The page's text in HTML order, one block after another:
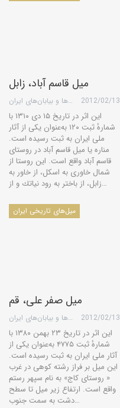
میل قاسم آباد، زابل
گروه کویرها و بیابان‌های ایران 2012/02/13
این اثر در تاریخ ۱۵ دی ۱۳۱۰ با
شمارهٔ ثبت ۱۲۰ به‌عنوان یکی از آثار
ملی ایران به ثبت رسیده است.
مناره یا میل قاسم آباد در روستای
قاسم آباد واقع است. این روستا از
شمال خاوری به اسكل، ‌از خاور به
زابل، از باختر به رود نیاتك و از…
میل‌های تاریخی ایران
میل صفر علی، قم
گروه کویرها و بیابان‌های ایران 2012/02/13
این اثر در تاریخ ۲۳ بهمن ۱۳۸۰ با
شمارهٔ ثبت ۴۷۷۵ به‌عنوان یکی از
آثار ملی ایران به ثبت رسیده است.
این میل بر فراز رشته کوهی در غرب
« روستای کاج» به نام سپهر رستم
واقع است. ارتفاع زیر میل تا سطح
دشت به سمت جنوب…